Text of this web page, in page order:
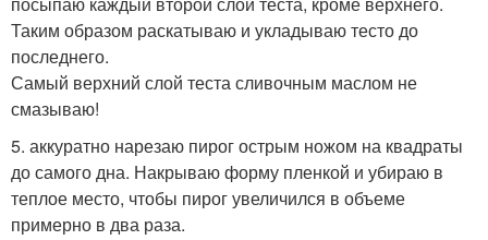
Таким образом раскатываю и укладываю тесто до
последнего.
Самый верхний слой теста сливочным маслом не
смазываю!
5. аккуратно нарезаю пирог острым ножом на квадраты
до самого дна. Накрываю форму пленкой и убираю в
теплое место, чтобы пирог увеличился в объеме
примерно в два раза.